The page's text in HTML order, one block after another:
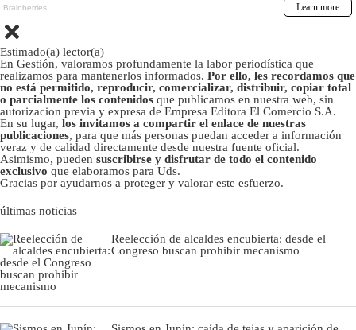
Estimado(a) lector(a)
En Gestión, valoramos profundamente la labor periodística que
realizamos para mantenerlos informados. Por ello, les recordamos que
no está permitido, reproducir, comercializar, distribuir, copiar total
o parcialmente los contenidos que publicamos en nuestra web, sin
autorizacion previa y expresa de Empresa Editora El Comercio S.A.
En su lugar, los invitamos a compartir el enlace de nuestras
publicaciones, para que más personas puedan acceder a información
veraz y de calidad directamente desde nuestra fuente oficial.
Asimismo, pueden suscribirse y disfrutar de todo el contenido
exclusivo que elaboramos para Uds.
Gracias por ayudarnos a proteger y valorar este esfuerzo.
últimas noticias
Reelección de alcaldes encubierta: desde el
Congreso buscan prohibir mecanismo